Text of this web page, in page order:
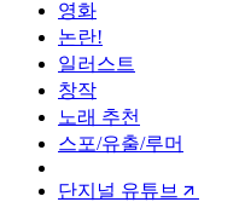
영화
논란!
일러스트
창작
노래 추천
스포/유출/루머
단지널 유튜브